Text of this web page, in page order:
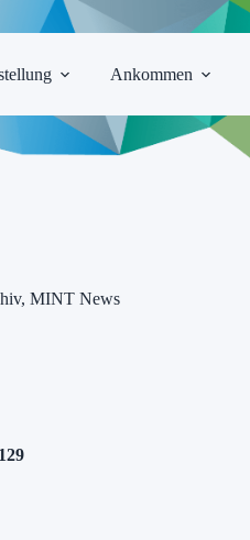
Ankommen
, MINT News